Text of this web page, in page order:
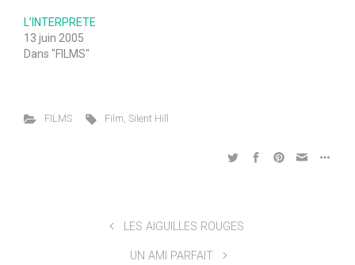
L’INTERPRETE
13 juin 2005
Dans "FILMS"
FILMS Film, Silent Hill
LES AIGUILLES ROUGES
UN AMI PARFAIT